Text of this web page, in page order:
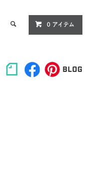
0 アイテム